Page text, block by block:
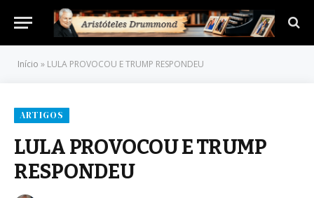
Início » LULA PROVOCOU E TRUMP RESPONDEU
ARTIGOS
LULA PROVOCOU E TRUMP
RESPONDEU